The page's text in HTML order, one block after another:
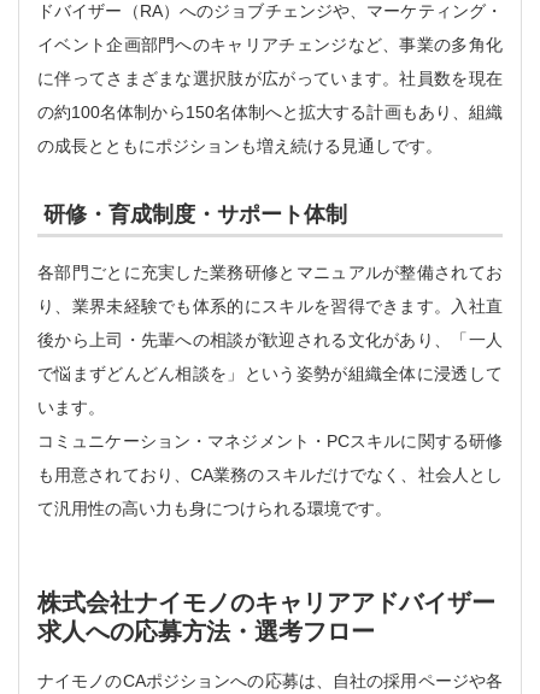
ドバイザー（RA）へのジョブチェンジや、マーケティング・
イベント企画部門へのキャリアチェンジなど、事業の多角化
に伴ってさまざまな選択肢が広がっています。社員数を現在
の約100名体制から150名体制へと拡大する計画もあり、組織
の成長とともにポジションも増え続ける見通しです。
研修・育成制度・サポート体制
各部門ごとに充実した業務研修とマニュアルが整備されてお
り、業界未経験でも体系的にスキルを習得できます。入社直
後から上司・先輩への相談が歓迎される文化があり、「一人
で悩まずどんどん相談を」という姿勢が組織全体に浸透して
います。
コミュニケーション・マネジメント・PCスキルに関する研修
も用意されており、CA業務のスキルだけでなく、社会人とし
て汎用性の高い力も身につけられる環境です。
株式会社ナイモノのキャリアアドバイザー
求人への応募方法・選考フロー
ナイモノのCAポジションへの応募は、自社の採用ページや各